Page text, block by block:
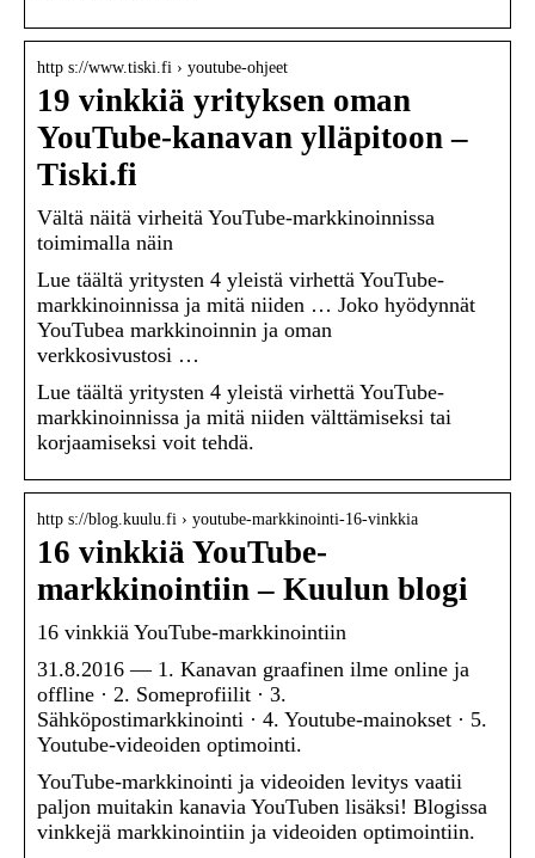
http s://www.tiski.fi › youtube-ohjeet
19 vinkkiä yrityksen oman
YouTube-kanavan ylläpitoon –
Tiski.fi
Vältä näitä virheitä YouTube-markkinoinnissa
toimimalla näin
Lue täältä yritysten 4 yleistä virhettä YouTube-
markkinoinnissa ja mitä niiden … Joko hyödynnät
YouTubea markkinoinnin ja oman
verkkosivustosi …
Lue täältä yritysten 4 yleistä virhettä YouTube-
markkinoinnissa ja mitä niiden välttämiseksi tai
korjaamiseksi voit tehdä.
http s://blog.kuulu.fi › youtube-markkinointi-16-vinkkia
16 vinkkiä YouTube-
markkinointiin – Kuulun blogi
16 vinkkiä YouTube-markkinointiin
31.8.2016 — 1. Kanavan graafinen ilme online ja
offline · 2. Someprofiilit · 3.
Sähköpostimarkkinointi · 4. Youtube-mainokset · 5.
Youtube-videoiden optimointi.
YouTube-markkinointi ja videoiden levitys vaatii
paljon muitakin kanavia YouTuben lisäksi! Blogissa
vinkkejä markkinointiin ja videoiden optimointiin.